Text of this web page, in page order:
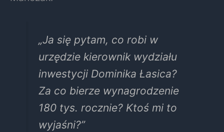
„Ja się pytam, co robi w
urzędzie kierownik wydziału
inwestycji Dominika Łasica?
Za co bierze wynagrodzenie
180 tys. rocznie? Ktoś mi to
wyjaśni?”